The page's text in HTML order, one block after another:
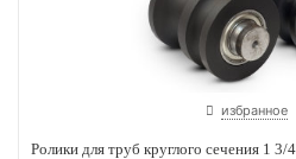
избранное
Ролики для труб круглого сечения 1